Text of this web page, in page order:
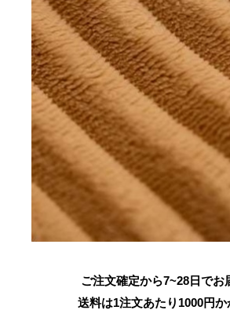
ご注文確定から7~28日でお
送料は1注文あたり 1000円